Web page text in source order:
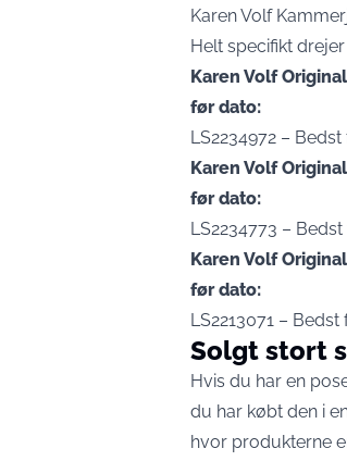
Karen Volf
Helt specifikt
Karen Volf
før dato:
LS2234972 –
Karen Volf
før dato:
LS2234773 –
Karen Volf
før dato:
LS2213071 –
Solgt stort
Hvis du har en
du har købt den i
hvor produkterne